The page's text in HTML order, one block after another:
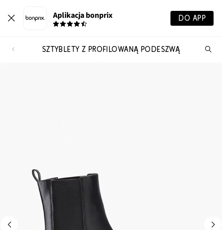
Aplikacja bonprix DO APP
SZTYBLETY Z PROFILOWANĄ PODESZWĄ